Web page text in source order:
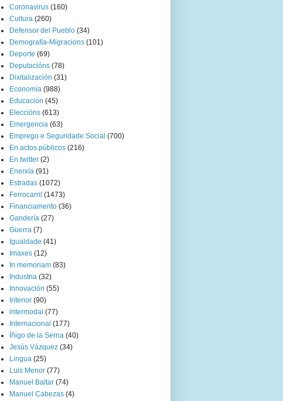
Coronavirus (160)
Cultura (260)
Defensor del Pueblo (34)
Demografía-Migracions (101)
Deporte (69)
Deputacións (78)
Dixitalización (31)
Economía (988)
Educación (45)
Eleccións (613)
Emergencia (63)
Emprego e Seguridade Social (700)
En actos públicos (216)
En twitter (2)
Enerxía (91)
Estradas (1072)
Ferrocarril (1473)
Financiamento (36)
Gandería (27)
Guerra (7)
Igualdade (41)
Imaxes (12)
In memoriam (83)
Industria (32)
Innovación (55)
Interior (90)
intermodal (77)
Internacional (177)
Íñigo de la Serna (40)
Jesús Vázquez (34)
Lingua (25)
Luis Menor (77)
Manuel Baltar (74)
Manuel Cabezas (4)